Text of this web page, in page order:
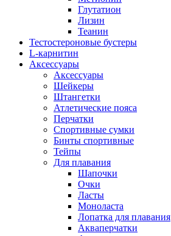
Глутатион
Лизин
Теанин
Тестостероновые бустеры
L-карнитин
Аксессуары
Аксессуары
Шейкеры
Штангетки
Атлетические пояса
Перчатки
Спортивные сумки
Бинты спортивные
Тейпы
Для плавания
Шапочки
Очки
Ласты
Моноласта
Лопатка для плавания
Акваперчатки